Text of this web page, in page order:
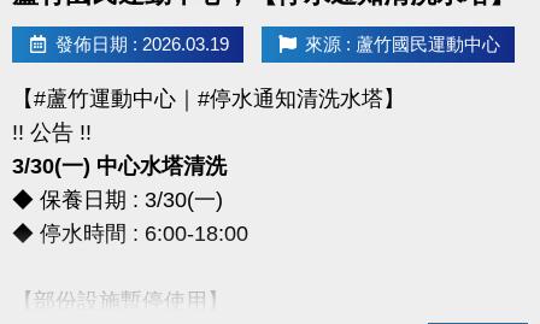
用），須現場報名繳費使用。
想報名期課及家教班的運動好友們，千萬別錯過喔～～～
發佈日期 : 2026.03.19 來源 : 蘆竹國民運動中心
【#蘆竹運動中心｜#停水通知清洗水塔】
!! 公告 !!
3/30(一) 中心水塔清洗
◆ 保養日期 : 3/30(一)
◆ 停水時間 : 6:00-18:00
【部份設施暫停使用】